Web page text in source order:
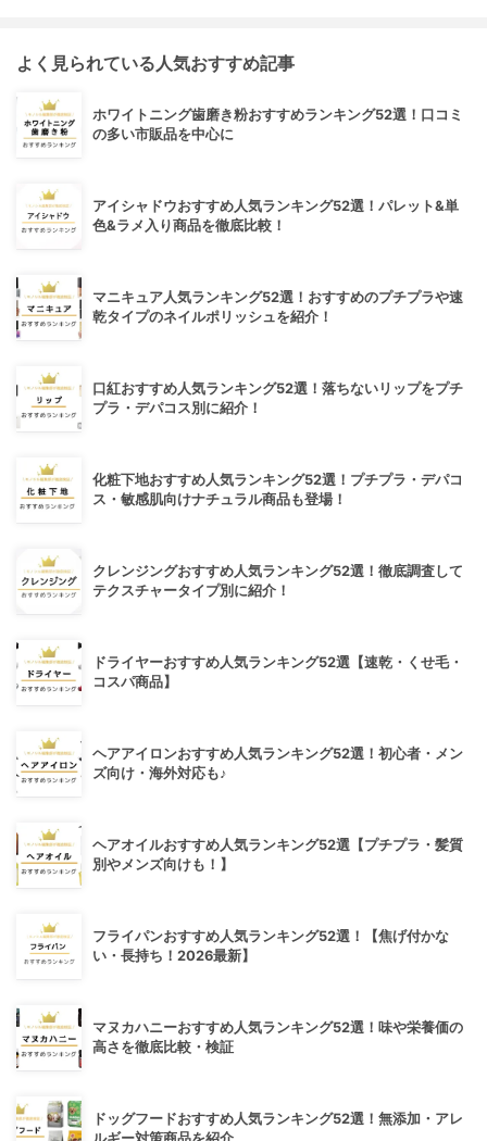
よく見られている人気おすすめ記事
ホワイトニング歯磨き粉おすすめランキング52選！口コミ
の多い市販品を中心に
アイシャドウおすすめ人気ランキング52選！パレット&単
色&ラメ入り商品を徹底比較！
マニキュア人気ランキング52選！おすすめのプチプラや速
乾タイプのネイルポリッシュを紹介！
口紅おすすめ人気ランキング52選！落ちないリップをプチ
プラ・デパコス別に紹介！
化粧下地おすすめ人気ランキング52選！プチプラ・デパコ
ス・敏感肌向けナチュラル商品も登場！
クレンジングおすすめ人気ランキング52選！徹底調査して
テクスチャータイプ別に紹介！
ドライヤーおすすめ人気ランキング52選【速乾・くせ毛・
コスパ商品】
ヘアアイロンおすすめ人気ランキング52選！初心者・メン
ズ向け・海外対応も♪
ヘアオイルおすすめ人気ランキング52選【プチプラ・髪質
別やメンズ向けも！】
フライパンおすすめ人気ランキング52選！【焦げ付かな
い・長持ち！2026最新】
マヌカハニーおすすめ人気ランキング52選！味や栄養価の
高さを徹底比較・検証
ドッグフードおすすめ人気ランキング52選！無添加・アレ